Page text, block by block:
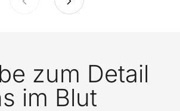
zum Detail
im Blut